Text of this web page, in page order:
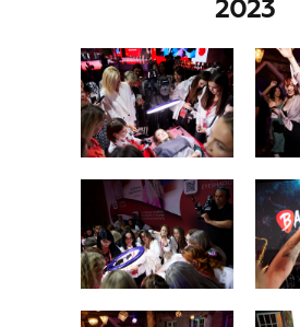
О нас
Продукция
Обучение
Блог
Контакты
2023